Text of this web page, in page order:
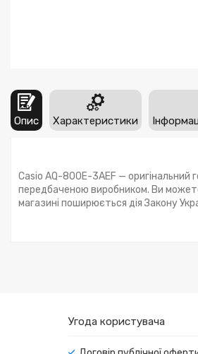
Опис Характеристики
Casio AQ-800E-3AEF — оригінальний
передбаченою виробником. Ви
магазині поширюється дія Закону
Угода користувача